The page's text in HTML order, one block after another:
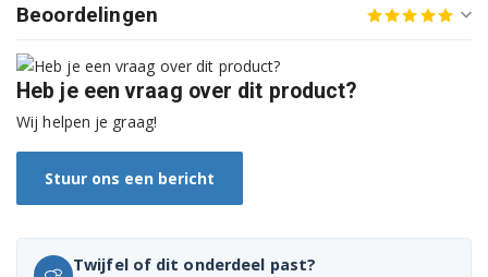
WAE2447SZA24
WAE27160NL/30
WAE27160NL21
WAE27160NL23
WAE27160NL30
Beoordelingen
Heb je een vraag over dit product?
Wij helpen je graag!
Stuur ons een bericht
Twijfel of dit onderdeel past?